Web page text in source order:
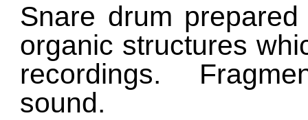
Snare drum
organic structures
recordings.
sound.